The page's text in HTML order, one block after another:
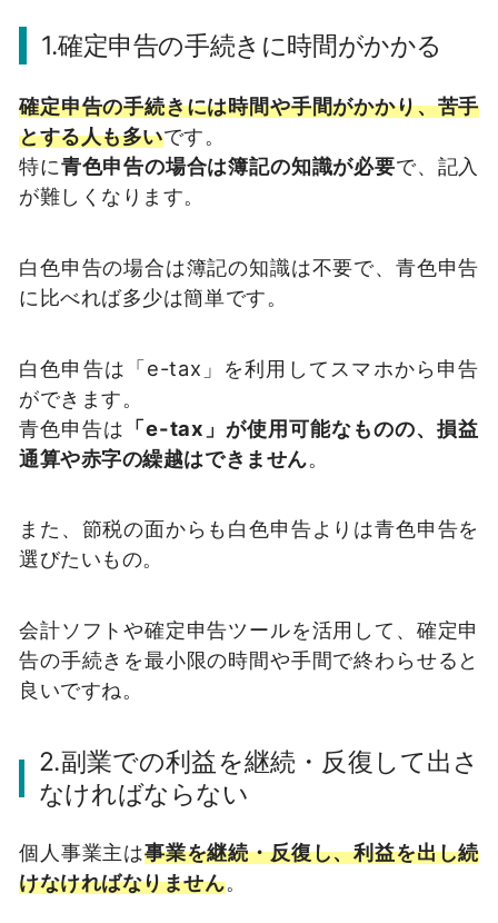
1.確定申告の手続きに時間がかかる
確定申告の手続きには時間や手間がかかり、苦手
とする人も多いです。
特に青色申告の場合は簿記の知識が必要で、記入
が難しくなります。
白色申告の場合は簿記の知識は不要で、青色申告
に比べれば多少は簡単です。
白色申告は「e-tax」を利用してスマホから申告
ができます。
青色申告は 「e-tax」が使用可能なものの、損益
通算や赤字の繰越はできません。
また、節税の面からも白色申告よりは青色申告を
選びたいもの。
会計ソフトや確定申告ツールを活用して、確定申
告の手続きを最小限の時間や手間で終わらせると
良いですね。
2.副業での利益を継続・反復して出さ
なければならない
個人事業主は事業を継続・反復し、利益を出し続
けなければなりません。